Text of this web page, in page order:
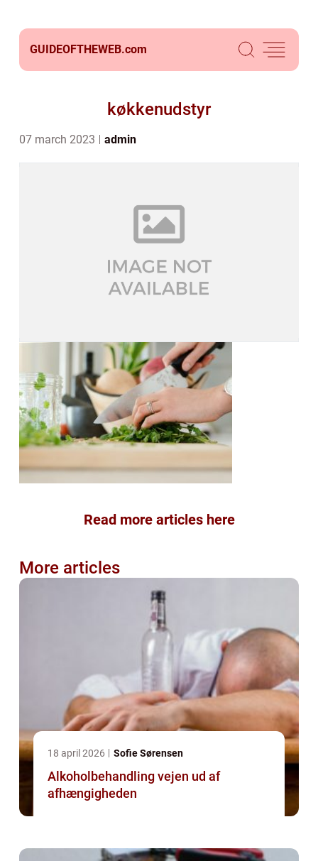
GUIDEOFTHEWEB.com
køkkenudstyr
07 march 2023 admin
Read more articles here
More articles
18 april 2026 Sofie Sørensen
Alkoholbehandling vejen ud af
afhængigheden